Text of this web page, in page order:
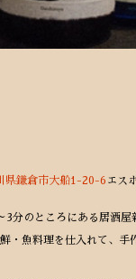
県鎌倉市大船1-20-6 エス
3分のところにある居酒屋
・魚料理を仕入れて、手